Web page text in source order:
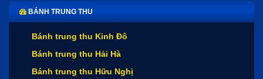
BÁNH TRUNG THU
Bánh trung thu Kinh Đô
Bánh trung thu Hải Hà
Bánh trung thu Hữu Nghị